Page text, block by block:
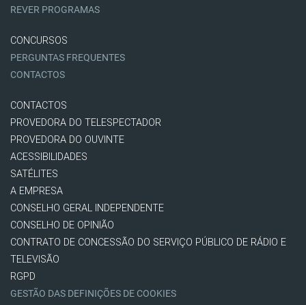
REVER PROGRAMAS
CONCURSOS
PERGUNTAS FREQUENTES
CONTACTOS
CONTACTOS
PROVEDORA DO TELESPECTADOR
PROVEDORA DO OUVINTE
ACESSIBILIDADES
SATÉLITES
A EMPRESA
CONSELHO GERAL INDEPENDENTE
CONSELHO DE OPINIÃO
CONTRATO DE CONCESSÃO DO SERVIÇO PÚBLICO DE RÁDIO E
TELEVISÃO
RGPD
GESTÃO DAS DEFINIÇÕES DE COOKIES